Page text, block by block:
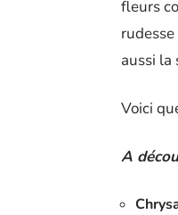
fleurs
aussi la
Voici
A